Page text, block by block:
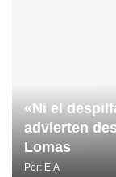
«Ni el
advierten
Lomas
Por: E.A